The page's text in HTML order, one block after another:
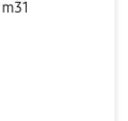
سؤال في تحديث اندوير أو امان لسامسونج m31